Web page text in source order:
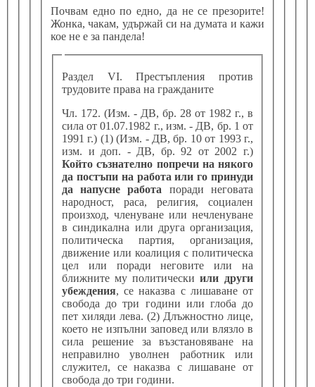
Почвам едно по едно, да не се презорите!
Жонка, чакам, удържай си на думата и кажи
кое не е за пандела!
Раздел VI. Престъпления против
трудовите права на гражданите
Чл. 172. (Изм. - ДВ, бр. 28 от 1982 г., в
сила от 01.07.1982 г., изм. - ДВ, бр. 1 от
1991 г.) (1) (Изм. - ДВ, бр. 10 от 1993 г.,
изм. и доп. - ДВ, бр. 92 от 2002 г.)
Който съзнателно попречи на някого
да постъпи на работа или го принуди
да напусне работа поради неговата
народност, раса, религия, социален
произход, членуване или нечленуване
в синдикална или друга организация,
политическа партия, организация,
движение или коалиция с политическа
цел или поради неговите или на
ближните му политически или други
убеждения, се наказва с лишаване от
свобода до три години или глоба до
пет хиляди лева. (2) Длъжностно лице,
което не изпълни заповед или влязло в
сила решение за възстановяване на
неправилно уволнен работник или
служител, се наказва с лишаване от
свобода до три години.